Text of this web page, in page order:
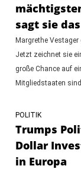
sagt sie
Margrethe
Jetzt zeichnet sie
große Chance auf
Mitgliedstaaten
POLITIK
Trumps
Dollar
in Europa